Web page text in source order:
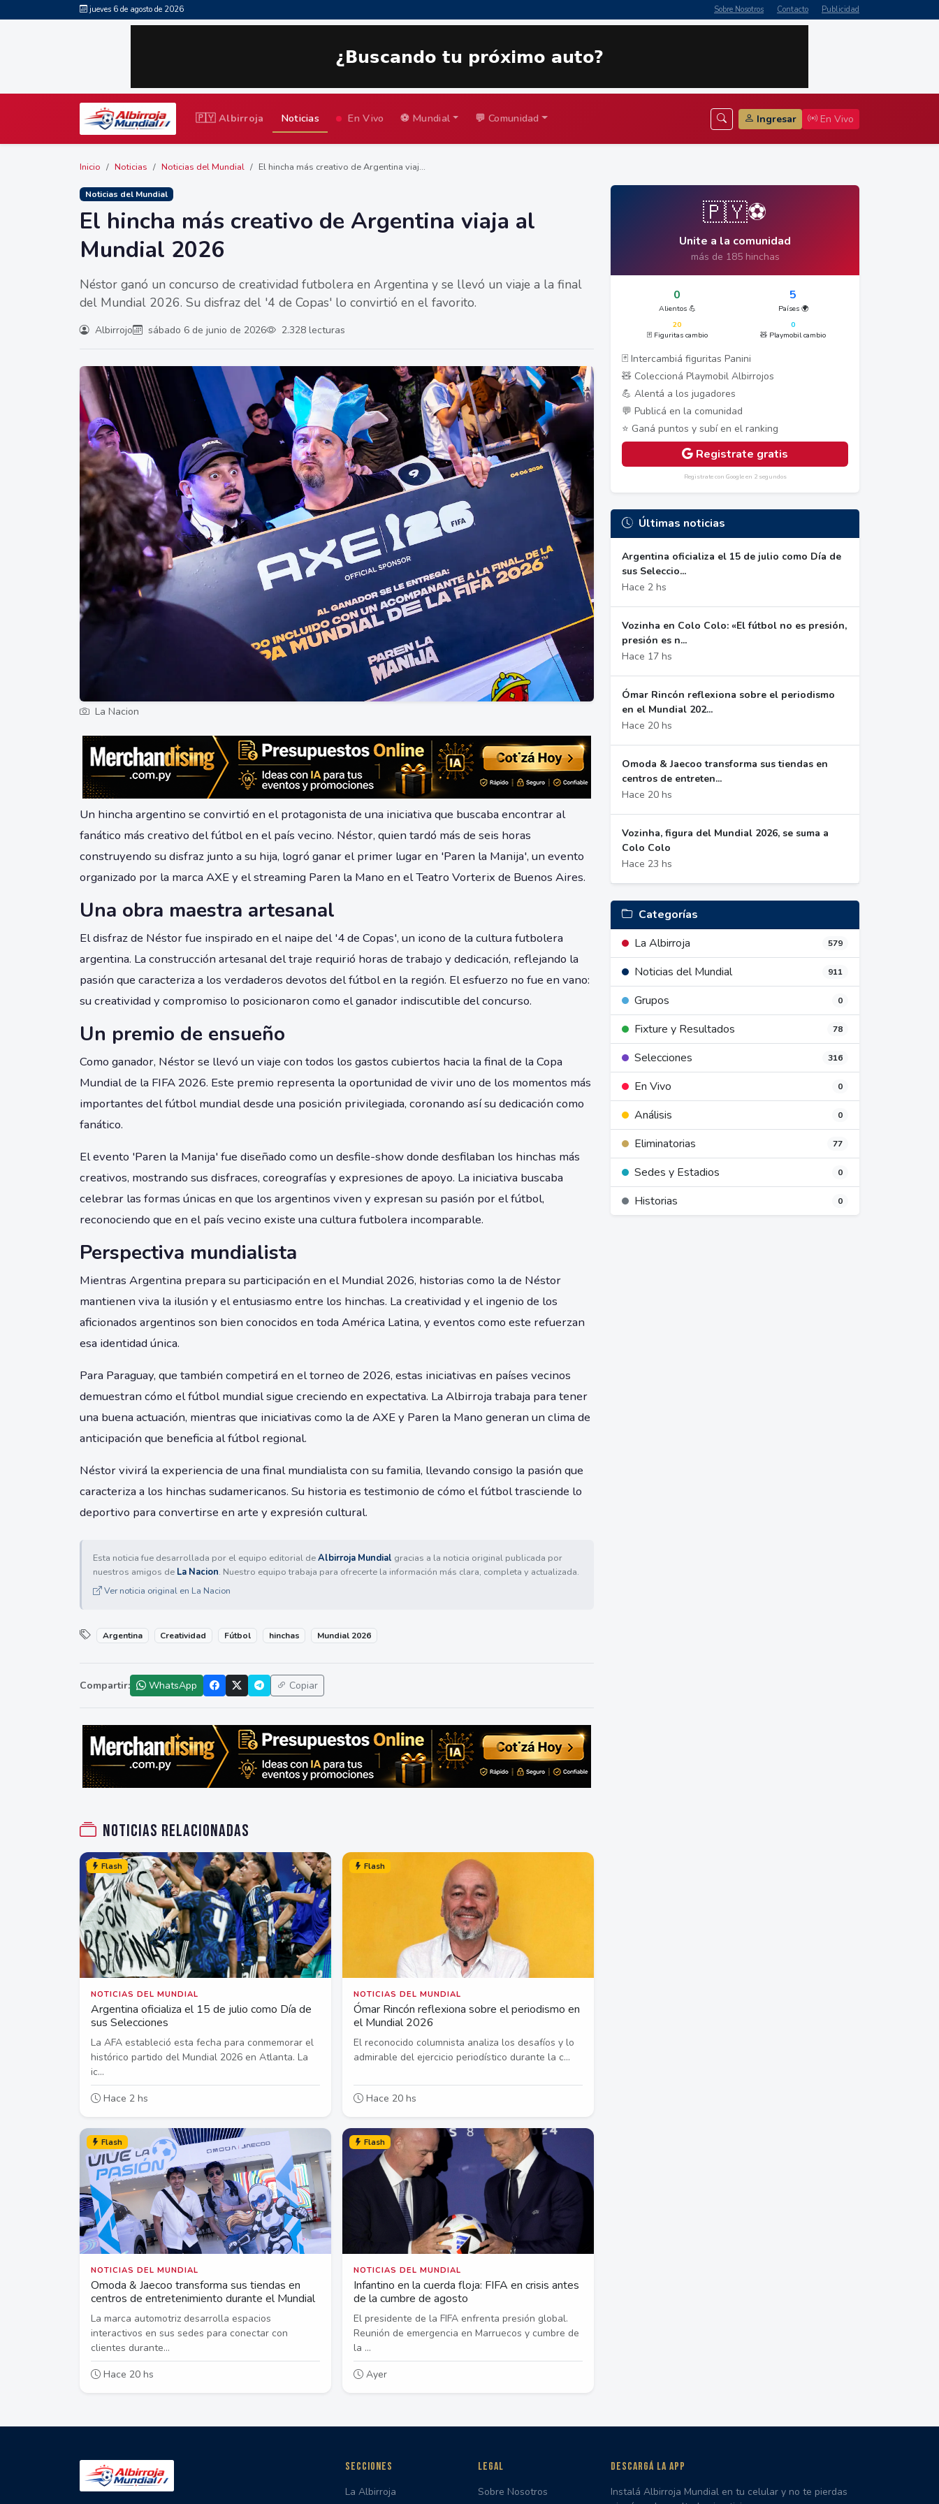
jueves 6 de agosto de 2026 Sobre Nosotros Contacto Publicidad
🇵🇾 Albirroja Noticias En Vivo ⚽ Mundial 💬 Comunidad Ingresar En Vivo
Inicio Noticias Noticias del Mundial El hincha más creativo de Argentina viaj...
Noticias del Mundial
El hincha más creativo de Argentina viaja al
Mundial 2026
Néstor ganó un concurso de creatividad futbolera en Argentina y se llevó un viaje a la final
del Mundial 2026. Su disfraz del '4 de Copas' lo convirtió en el favorito.
Albirrojo sábado 6 de junio de 2026 2.328 lecturas
La Nacion
Un hincha argentino se convirtió en el protagonista de una iniciativa que buscaba encontrar al
fanático más creativo del fútbol en el país vecino. Néstor, quien tardó más de seis horas
construyendo su disfraz junto a su hija, logró ganar el primer lugar en 'Paren la Manija', un evento
organizado por la marca AXE y el streaming Paren la Mano en el Teatro Vorterix de Buenos Aires.
Una obra maestra artesanal
El disfraz de Néstor fue inspirado en el naipe del '4 de Copas', un icono de la cultura futbolera
argentina. La construcción artesanal del traje requirió horas de trabajo y dedicación, reflejando la
pasión que caracteriza a los verdaderos devotos del fútbol en la región. El esfuerzo no fue en vano:
su creatividad y compromiso lo posicionaron como el ganador indiscutible del concurso.
Un premio de ensueño
Como ganador, Néstor se llevó un viaje con todos los gastos cubiertos hacia la final de la Copa
Mundial de la FIFA 2026. Este premio representa la oportunidad de vivir uno de los momentos más
importantes del fútbol mundial desde una posición privilegiada, coronando así su dedicación como
fanático.
El evento 'Paren la Manija' fue diseñado como un desfile-show donde desfilaban los hinchas más
creativos, mostrando sus disfraces, coreografías y expresiones de apoyo. La iniciativa buscaba
celebrar las formas únicas en que los argentinos viven y expresan su pasión por el fútbol,
reconociendo que en el país vecino existe una cultura futbolera incomparable.
Perspectiva mundialista
Mientras Argentina prepara su participación en el Mundial 2026, historias como la de Néstor
mantienen viva la ilusión y el entusiasmo entre los hinchas. La creatividad y el ingenio de los
aficionados argentinos son bien conocidos en toda América Latina, y eventos como este refuerzan
esa identidad única.
Para Paraguay, que también competirá en el torneo de 2026, estas iniciativas en países vecinos
demuestran cómo el fútbol mundial sigue creciendo en expectativa. La Albirroja trabaja para tener
una buena actuación, mientras que iniciativas como la de AXE y Paren la Mano generan un clima de
anticipación que beneficia al fútbol regional.
Néstor vivirá la experiencia de una final mundialista con su familia, llevando consigo la pasión que
caracteriza a los hinchas sudamericanos. Su historia es testimonio de cómo el fútbol trasciende lo
deportivo para convertirse en arte y expresión cultural.
Esta noticia fue desarrollada por el equipo editorial deAlbirroja Mundial gracias a la noticia original publicada por
nuestros amigos de La Nacion. Nuestro equipo trabaja para ofrecerte la información más clara, completa y actualizada.
Ver noticia original en La Nacion
Argentina Creatividad Fútbol hinchas Mundial 2026
Compartir: WhatsApp Copiar
Noticias relacionadas
Flash
NOTICIAS DEL MUNDIAL
Argentina oficializa el 15 de julio como Día de
sus Selecciones
La AFA estableció esta fecha para conmemorar el
histórico partido del Mundial 2026 en Atlanta. La
ic...
Hace 2 hs
Flash
NOTICIAS DEL MUNDIAL
Ómar Rincón reflexiona sobre el periodismo en
el Mundial 2026
El reconocido columnista analiza los desafíos y lo
admirable del ejercicio periodístico durante la c...
Hace 20 hs
Flash
NOTICIAS DEL MUNDIAL
Omoda & Jaecoo transforma sus tiendas en
centros de entretenimiento durante el Mundial
La marca automotriz desarrolla espacios
interactivos en sus sedes para conectar con
clientes durante...
Hace 20 hs
Flash
NOTICIAS DEL MUNDIAL
Infantino en la cuerda floja: FIFA en crisis antes
de la cumbre de agosto
El presidente de la FIFA enfrenta presión global.
Reunión de emergencia en Marruecos y cumbre de
la ...
Ayer
🇵🇾⚽
Unite a la comunidad
más de 185 hinchas
0
Alientos 💪
5
Países 🌍
20
🃏 Figuritas cambio
0
🧸 Playmobil cambio
🃏 Intercambiá figuritas Panini
🧸 Coleccioná Playmobil Albirrojos
💪 Alentá a los jugadores
💬 Publicá en la comunidad
⭐ Ganá puntos y subí en el ranking
Registrate gratis
Registrate con Google en 2 segundos
Últimas noticias
Argentina oficializa el 15 de julio como Día de
sus Seleccio...
Hace 2 hs
Vozinha en Colo Colo: «El fútbol no es presión,
presión es n...
Hace 17 hs
Ómar Rincón reflexiona sobre el periodismo
en el Mundial 202...
Hace 20 hs
Omoda & Jaecoo transforma sus tiendas en
centros de entreten...
Hace 20 hs
Vozinha, figura del Mundial 2026, se suma a
Colo Colo
Hace 23 hs
Categorías
La Albirroja
579
Noticias del Mundial 911
Grupos 0
Fixture y Resultados 78
Selecciones 316
En Vivo 0
Análisis 0
Eliminatorias 77
Sedes y Estadios 0
Historias 0
SECCIONES
La Albirroja
LEGAL
Sobre Nosotros
DESCARGÁ LA APP
Instalá Albirroja Mundial en tu celular y no te pierdas